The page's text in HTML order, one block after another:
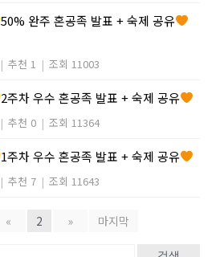
50% 완주 혼공족 발표 + 숙제 공유
| 추천 1 | 조회 11003
2주차 우수 혼공족 발표 + 숙제 공유
| 추천 0 | 조회 11364
1주차 우수 혼공족 발표 + 숙제 공유
| 추천 7 | 조회 11643
« 2 » 마지막